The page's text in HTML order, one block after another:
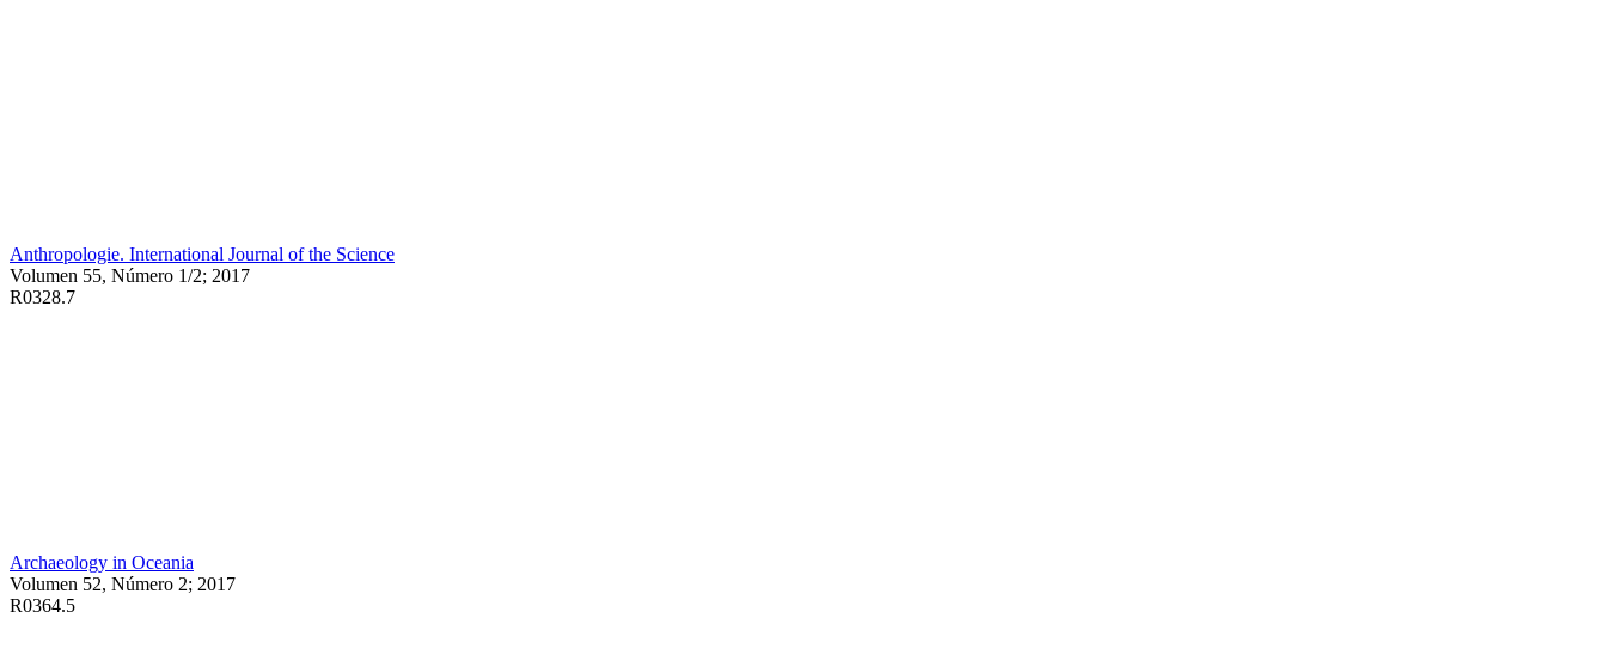
Anthropologie. International Journal of the Science
Volumen 55, Número 1/2; 2017
R0328.7
Archaeology in Oceania
Volumen 52, Número 2; 2017
R0364.5